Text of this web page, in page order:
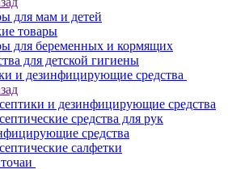
для мам и детей
товары
для беременных и кормящих
для детской гигиены
и дезинфицирующие средства
и дезинфицирующие средства
средства для рук
средства
салфетки